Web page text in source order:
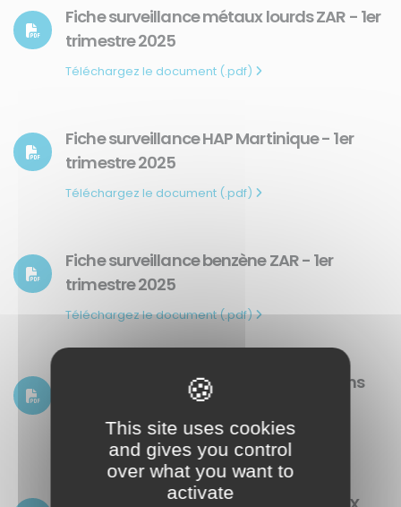
Fiche surveillance métaux lourds ZAR - 1er
trimestre 2025
Téléchargez le document (.pdf)
Fiche surveillance HAP Martinique - 1er
trimestre 2025
Téléchargez le document (.pdf)
Fiche surveillance benzène ZAR - 1er
trimestre 2025
Téléchargez le document (.pdf)
Fiche suivi national des pesticides dans
l’air - Martinique 2024
Téléchargez le document (.pdf)
This site uses cookies
and gives you control
over what you want to
activate